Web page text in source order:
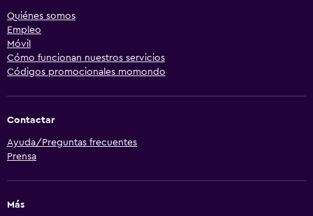
Quiénes somos
Empleo
Móvil
Cómo funcionan nuestros servicios
Códigos promocionales momondo
Contactar
Ayuda/Preguntas frecuentes
Prensa
Más